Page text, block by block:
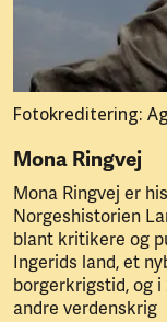
Fotokreditering:
Mona Ringvej
Mona Ringvej er
Norgeshistorien
blant kritikere og
Ingerids land, et
borgerkrigstid, og i
andre verdenskrig